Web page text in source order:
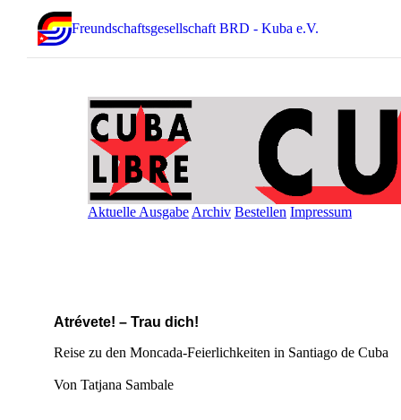
Freundschaftsgesellschaft BRD - Kuba e.V.
Aktuelle Ausgabe Archiv Bestellen Impressum
Atrévete! – Trau dich!
Reise zu den Moncada-Feierlichkeiten in Santiago de Cuba
Von Tatjana Sambale